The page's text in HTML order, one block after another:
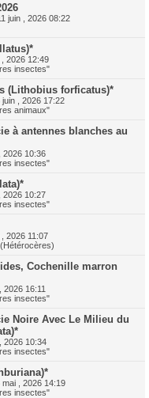
juin , 2026 08:22
2026 12:49
insectes"
(Lithobius forficatus)*
juin , 2026 17:22
animaux"
à antennes blanches au
2026 10:36
insectes"
2026 10:27
insectes"
2026 11:07
Cochenille marron
2026 16:11
insectes"
Noire Avec Le Milieu du
2026 10:34
insectes"
mai , 2026 14:19
insectes"